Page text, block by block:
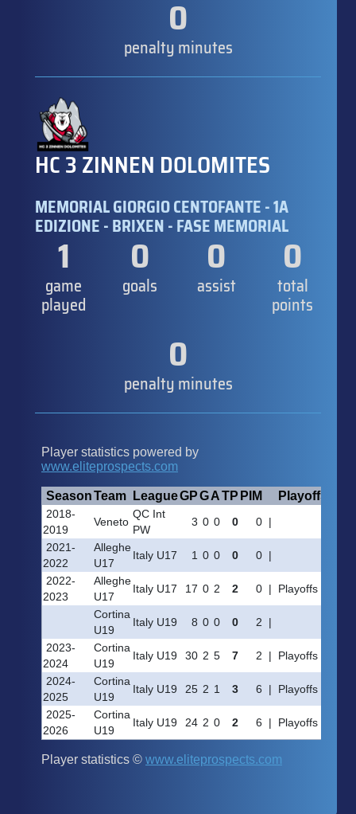
0
penalty minutes
HC 3 ZINNEN DOLOMITES
MEMORIAL GIORGIO CENTOFANTE - 1A
EDIZIONE - BRIXEN - FASE MEMORIAL
1
game
played
0
goals
0
assist
0
total
points
0
penalty minutes